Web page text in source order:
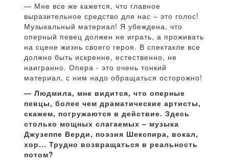
— Мне все же кажется, что главное
выразительное средство для нас – это голос!
Музыкальный материал! Я убеждена, что
оперный певец должен не играть, а проживать
на сцене жизнь своего героя. В спектакле все
должно быть искренне, естественно, не
наигранно. Опера - это очень тонкий
материал, с ним надо обращаться осторожно!
— Людмила, мне видится, что оперные
певцы, более чем драматические артисты,
скажем, погружаются в действие. Здесь
столько мощных слагаемых – музыка
Джузеппе Верди, поэзия Шекспира, вокал,
хор... Трудно возвращаться в реальность
потом?